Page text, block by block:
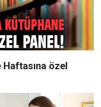
özel